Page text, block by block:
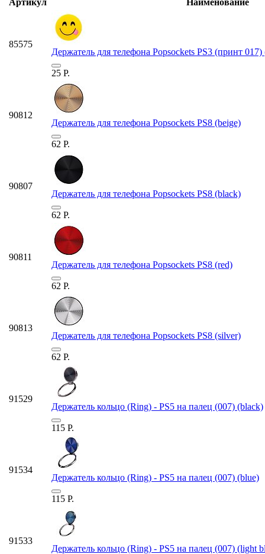
85575
Держатель для телефона Popsockets PS3 (принт
25 Р.
90812
Держатель для телефона Popsockets PS8 (beige)
62 Р.
90807
Держатель для телефона Popsockets PS8 (black)
62 Р.
90811
Держатель для телефона Popsockets PS8 (red)
62 Р.
90813
Держатель для телефона Popsockets PS8 (silver)
62 Р.
91529
Держатель кольцо (Ring) - PS5 на палец (007) (black)
115 Р.
91534
Держатель кольцо (Ring) - PS5 на палец (007) (blue)
115 Р.
91533
Держатель кольцо (Ring) - PS5 на палец (007) (light